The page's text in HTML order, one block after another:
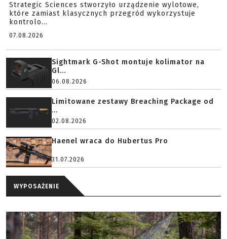
Strategic Sciences stworzyło urządzenie wylotowe,
które zamiast klasycznych przegród wykorzystuje
kontrolo...
07.08.2026
Sightmark G-Shot montuje kolimator na
Gl...
06.08.2026
Limitowane zestawy Breaching Package od
...
02.08.2026
Haenel wraca do Hubertus Pro
31.07.2026
WYPOSAŻENIE